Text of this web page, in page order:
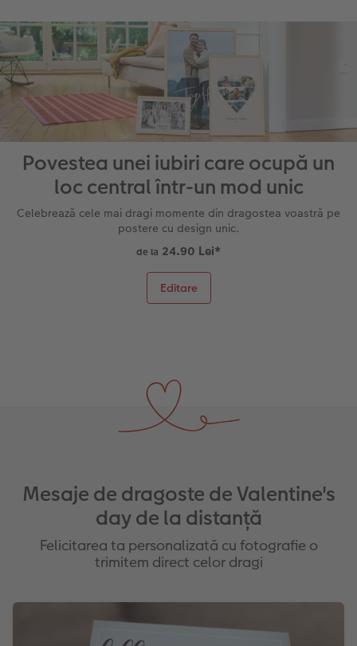
Povestea unei iubiri care ocupă un
loc central într-un mod unic
Celebrează cele mai dragi momente din dragostea voastră pe
postere cu design unic.
de la 24.90 Lei*
Editare
Mesaje de dragoste de Valentine's
day de la distanță
Felicitarea ta personalizată cu fotografie o
trimitem direct celor dragi